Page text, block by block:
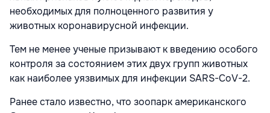
необходимых для полноценного развития у
животных коронавирусной инфекции.
Тем не менее ученые призывают к введению особого
контроля за состоянием этих двух групп животных
как наиболее уязвимых для инфекции SARS-CoV-2.
Ранее стало известно, что зоопарк американского